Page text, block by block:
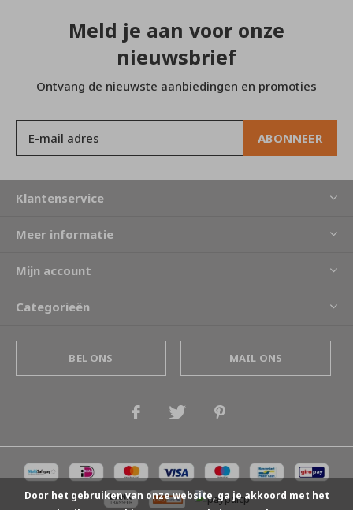
Meld je aan voor onze
nieuwsbrief
Ontvang de nieuwste aanbiedingen en promoties
ABONNEER
Klantenservice
Meer informatie
Mijn account
Categorieën
BEL ONS MAIL ONS
Door het gebruiken van onze website, ga je akkoord met het